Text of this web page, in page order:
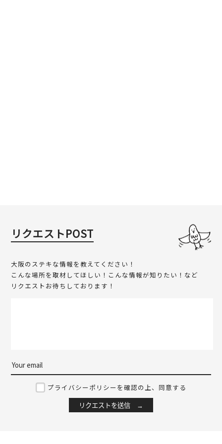
リクエストPOST
大阪のステキな情報を教えてください！
こんな場所を取材してほしい！こんな情報が知りたい！など
リクエストお待ちしております！
プライバシーポリシーを確認の上、同意する